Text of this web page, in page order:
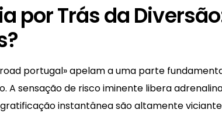
por Trás da
portugal» apelam a uma parte
A sensação de risco iminente libera
instantânea são altamente